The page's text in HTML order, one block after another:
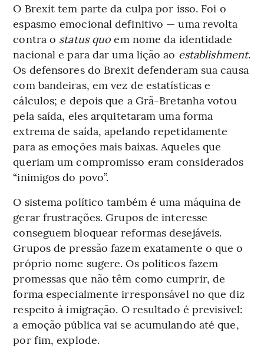
O Brexit tem parte da culpa por isso. Foi o
espasmo emocional definitivo — uma revolta
contra o status quoem nome da identidade
nacional e para dar uma lição ao establishment.
Os defensores do Brexit defenderam sua causa
com bandeiras, em vez de estatísticas e
cálculos; e depois que a Grã-Bretanha votou
pela saída, eles arquitetaram uma forma
extrema de saída, apelando repetidamente
para as emoções mais baixas. Aqueles que
queriam um compromisso eram considerados
“inimigos do povo”.
O sistema político também é uma máquina de
gerar frustrações. Grupos de interesse
conseguem bloquear reformas desejáveis.
Grupos de pressão fazem exatamente o que o
próprio nome sugere. Os políticos fazem
promessas que não têm como cumprir, de
forma especialmente irresponsável no que diz
respeito à imigração. O resultado é previsível:
a emoção pública vai se acumulando até que,
por fim, explode.